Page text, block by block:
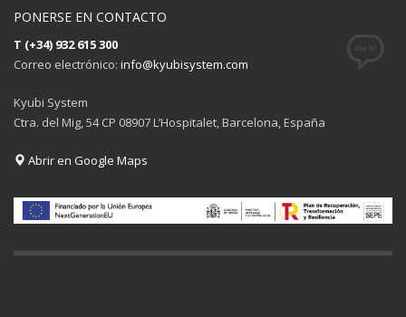
PONERSE EN CONTACTO
T (+34) 932 615 300
Correo electrónico: info@kyubisystem.com
Kyubi System
Ctra. del Mig, 54 CP 08907 L’Hospitalet, Barcelona, España
Abrir en Google Maps